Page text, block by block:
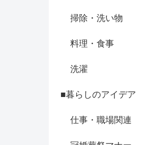
掃除・洗い物
料理・食事
洗濯
■暮らしのアイデア
仕事・職場関連